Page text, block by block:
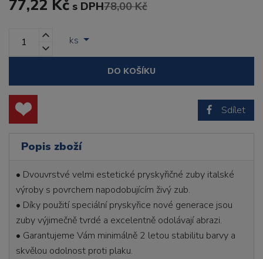
77,22 Kč s DPH78,00 Kč
ks
DO KOŠÍKU
Sdílet
Popis zboží
• Dvouvrstvé velmi estetické pryskyřičné zuby italské
výroby s povrchem napodobujícím živý zub.
• Díky použití speciální pryskyřice nové generace jsou
zuby výjimečně tvrdé a excelentně odolávají abrazi.
• Garantujeme Vám minimálně 2 letou stabilitu barvy a
skvělou odolnost proti plaku.